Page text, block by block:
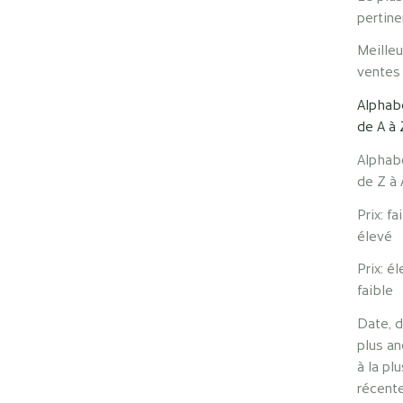
ventes
de A à
de Z à
Prix:
élevé
Prix:
faible
Date,
plus
à la